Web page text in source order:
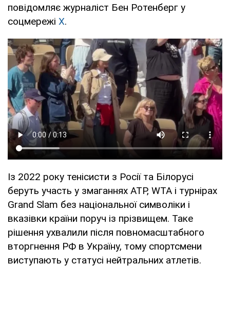
повідомляє журналіст Бен Ротенберг у
соцмережі X.
Із 2022 року тенісисти з Росії та Білорусі
беруть участь у змаганнях ATP, WTA і турнірах
Grand Slam без національної символіки і
вказівки країни поруч із прізвищем. Таке
рішення ухвалили після повномасштабного
вторгнення РФ в Україну, тому спортсмени
виступають у статусі нейтральних атлетів.